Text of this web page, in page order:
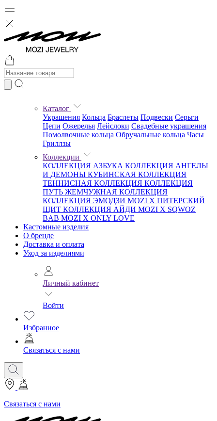
Каталог
Украшения Кольца Браслеты Подвески Серьги
Цепи Ожерелья Лейслоки Свадебные украшения
Помолвочные кольца Обручальные кольца Часы
Гриллзы
Коллекции
КОЛЛЕКЦИЯ АЗБУКА КОЛЛЕКЦИЯ АНГЕЛЫ
И ДЕМОНЫ КУБИНСКАЯ КОЛЛЕКЦИЯ
ТЕННИСНАЯ КОЛЛЕКЦИЯ КОЛЛЕКЦИЯ
ПУТЬ ЖЕМЧУЖНАЯ КОЛЛЕКЦИЯ
КОЛЛЕКЦИЯ ЭМОДЗИ MOZI X ПИТЕРСКИЙ
ЩИТ КОЛЛЕКЦИЯ АЙДИ MOZI X SQWOZ
BAB MOZI X ONLY LOVE
Кастомные изделия
О бренде
Доставка и оплата
Уход за изделиями
Личный кабинет
Войти
Избранное
Связаться с нами
Связаться с нами